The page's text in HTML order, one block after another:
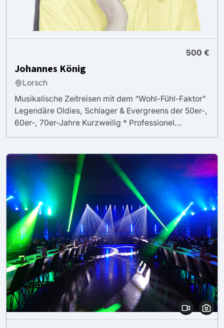
500 €
Johannes König
Lorsch
Musikalische Zeitreisen mit dem “Wohl-Fühl-Faktor”
Legendäre Oldies, Schlager & Evergreens der 50er-,
60er-, 70er-Jahre Kurzweilig * Professionel...